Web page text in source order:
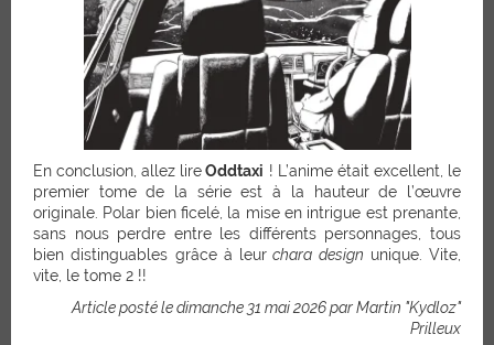
En conclusion, allez lireOddtaxi ! L’anime était excellent, le
premier tome de la série est à la hauteur de l’œuvre
originale. Polar bien ficelé, la mise en intrigue est prenante,
sans nous perdre entre les différents personnages, tous
bien distinguables grâce à leur chara design unique. Vite,
vite, le tome 2 !!
Article posté le dimanche 31 mai 2026 par Martin "Kydloz"
Prilleux